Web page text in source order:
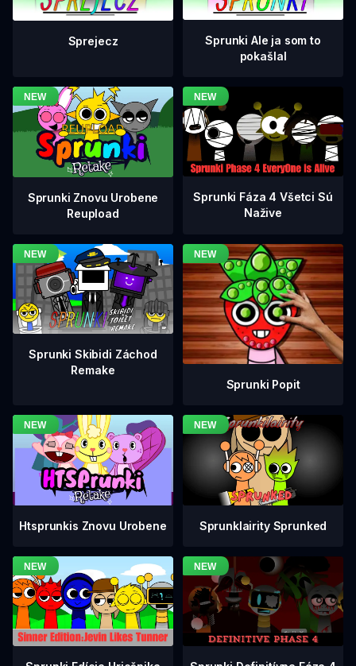
Sprejecz
Sprunki Ale ja som to
pokašlal
Sprunki Znovu Urobene
Reupload
Sprunki Fáza 4 Všetci Sú
Nažive
Sprunki Skibidi Záchod
Remake
Sprunki Popit
Htsprunkis Znovu Urobene Sprunklairity Sprunked